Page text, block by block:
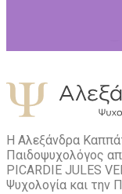
Η Αλεξάνδρα
Παιδοψυχολόγος
PICARDIE JULES
Ψυχολογία και την